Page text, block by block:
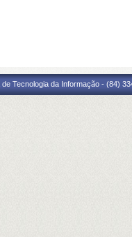
de Tecnologia da Informação - (84)